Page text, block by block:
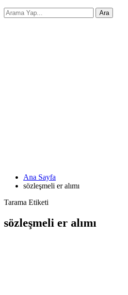
Ana Sayfa
sözleşmeli er alımı
Tarama Etiketi
sözleşmeli er alımı